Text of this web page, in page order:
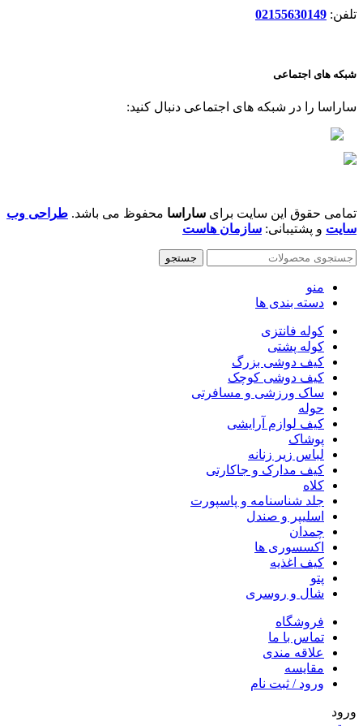
تلفن: 02155630149
شبکه های اجتماعی
ساراسا را در شبکه های اجتماعی دنبال کنید:
تمامی حقوق این سایت برای ساراسا محفوظ می باشد. طراحی وب
سایت و پشتیبانی: سازمان هاست
جستجو
منو
دسته بندی ها
کوله فانتزی
کوله پشتی
کیف دوشی بزرگ
کیف دوشى کوچک
ساک ورزشی و مسافرتی
حوله
کیف لوازم آرایشی
پوشاک
لباس زیر زنانه
کیف مدارک و جاکارتی
کلاه
جلد شناسنامه و پاسپورت
اسلیپر و صندل
چمدان
اکسسوری ها
کیف اغذیه
پتو
شال و روسری
فروشگاه
تماس با ما
علاقه مندی
مقایسه
ورود / ثبت نام
ورود